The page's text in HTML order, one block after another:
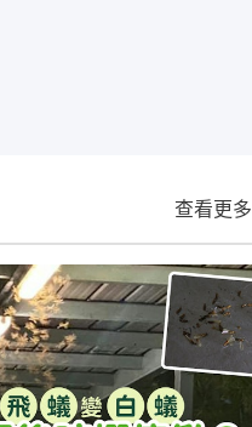
查看更多